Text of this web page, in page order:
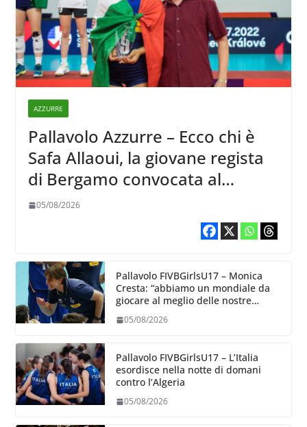
AZZURRE
Pallavolo Azzurre – Ecco chi è
Safa Allaoui, la giovane regista
di Bergamo convocata al
collegiale di Cavalese
05/08/2026
Pallavolo FIVBGirlsU17 – Monica
Cresta: “abbiamo un mondiale da
giocare al meglio delle nostre
05/08/2026
Pallavolo FIVBGirlsU17 – L’Italia
esordisce nella notte di domani
contro l’Algeria
05/08/2026